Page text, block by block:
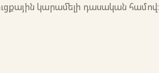
կարամելի դասական համով։